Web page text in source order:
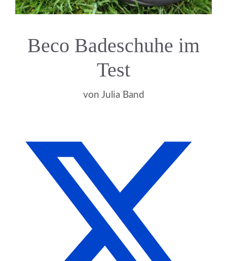
Beco Badeschuhe im
Test
von Julia Band